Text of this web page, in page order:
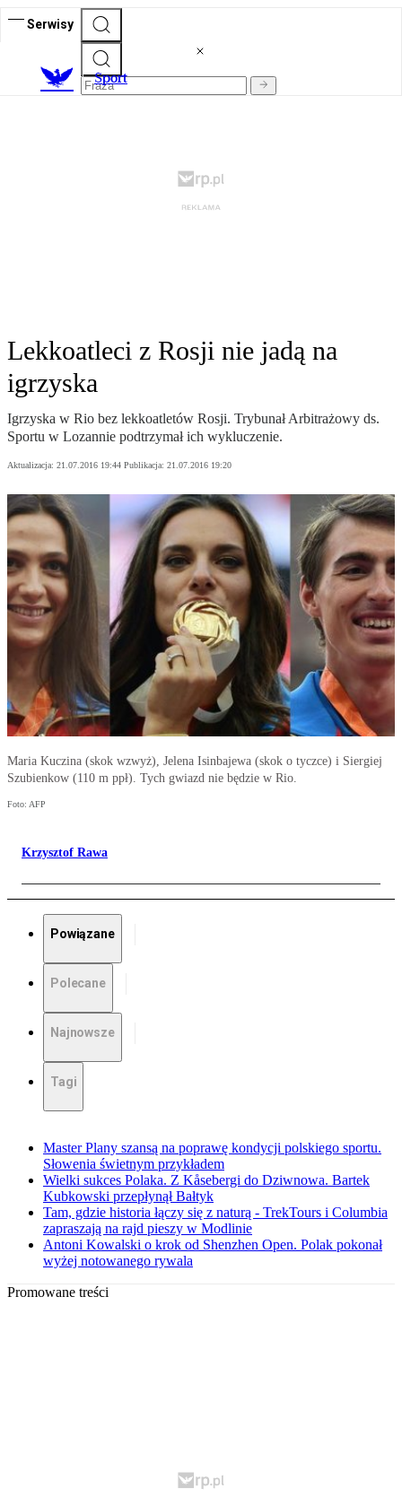
Serwisy
Sport
Lekkoatleci z Rosji nie jadą na
igrzyska
Igrzyska w Rio bez lekkoatletów Rosji. Trybunał Arbitrażowy ds.
Sportu w Lozannie podtrzymał ich wykluczenie.
Aktualizacja: 21.07.2016 19:44 Publikacja: 21.07.2016 19:20
Maria Kuczina (skok wzwyż), Jelena Isinbajewa (skok o tyczce) i Siergiej
Szubienkow (110 m ppł). Tych gwiazd nie będzie w Rio.
Foto: AFP
Krzysztof Rawa
Powiązane
Polecane
Najnowsze
Tagi
Master Plany szansą na poprawę kondycji polskiego sportu.
Słowenia świetnym przykładem
Wielki sukces Polaka. Z Kåsebergi do Dziwnowa. Bartek
Kubkowski przepłynął Bałtyk
Tam, gdzie historia łączy się z naturą - TrekTours i Columbia
zapraszają na rajd pieszy w Modlinie
Antoni Kowalski o krok od Shenzhen Open. Polak pokonał
wyżej notowanego rywala
Promowane treści